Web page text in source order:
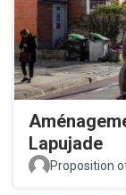
Lapujade
Proposition